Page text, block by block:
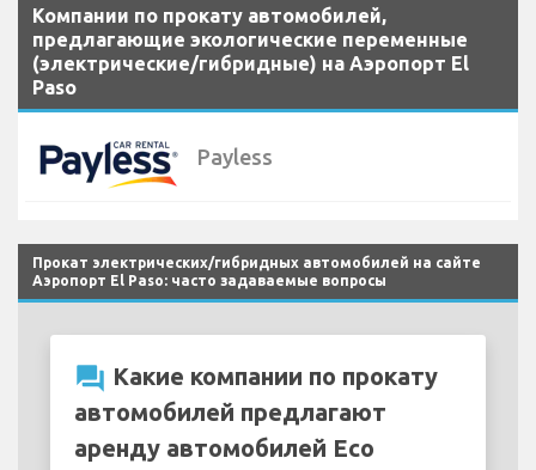
Компании по прокату автомобилей,
предлагающие экологические переменные
(электрические/гибридные) на Аэропорт El
Paso
Payless
Прокат электрических/гибридных автомобилей на сайте
Аэропорт El Paso: часто задаваемые вопросы
question_answer Какие компании по прокату
автомобилей предлагают
аренду автомобилей Eco